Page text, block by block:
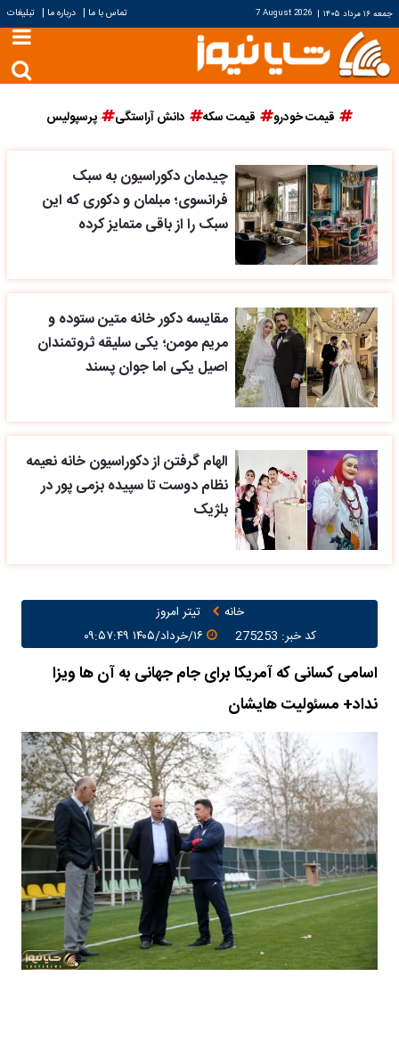
جمعه ۱۶ مرداد ۱۴۰۵ |
7 August 2026 تماس با ما | درباره ما | تبلیغات
قیمت خودرو قیمت سکه دانش آراستگی پرسپولیس
چیدمان دکوراسیون به سبک
فرانسوی؛ مبلمان و دکوری که این
سبک را از باقی متمایز کرده
مقایسه دکور خانه متین ستوده و
مریم مومن؛ یکی سلیقه ثروتمندان
اصیل یکی اما جوان پسند
الهام گرفتن از دکوراسیون خانه نعیمه
نظام دوست تا سپیده بزمی پور در
بلژیک
خانه
تیتر امروز
کد خبر: 275253
اسامی کسانی که آمریکا برای جام جهانی به آن ها ویزا
نداد+ مسئولیت هایشان